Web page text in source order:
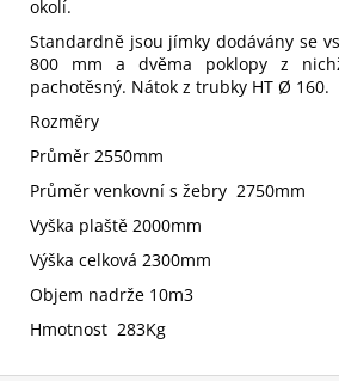
okolí.
Standardně jsou jímky dodávány se
800 mm a dvěma poklopy z
pachotěsný. Nátok z trubky HT Ø 160.
Rozměry
Průměr 2550mm
Průměr venkovní s žebry 2750mm
Vyška plaště 2000mm
Výška celková 2300mm
Objem nadrže 10m3
Hmotnost 283Kg